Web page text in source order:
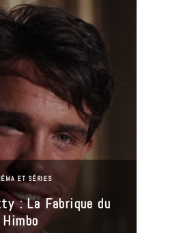
ET SÉRIES
: La Fabrique du
Himbo